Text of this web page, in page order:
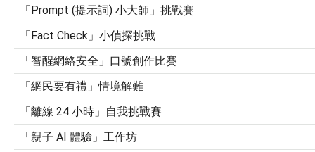
「 Prompt (提示詞) 小大師」挑戰賽
「 Fact Check 」小偵探挑戰
「智醒網絡安全」口號創作比賽
「網民要有禮」情境解難
「離線 24 小時」自我挑戰賽
「親子 AI 體驗」工作坊